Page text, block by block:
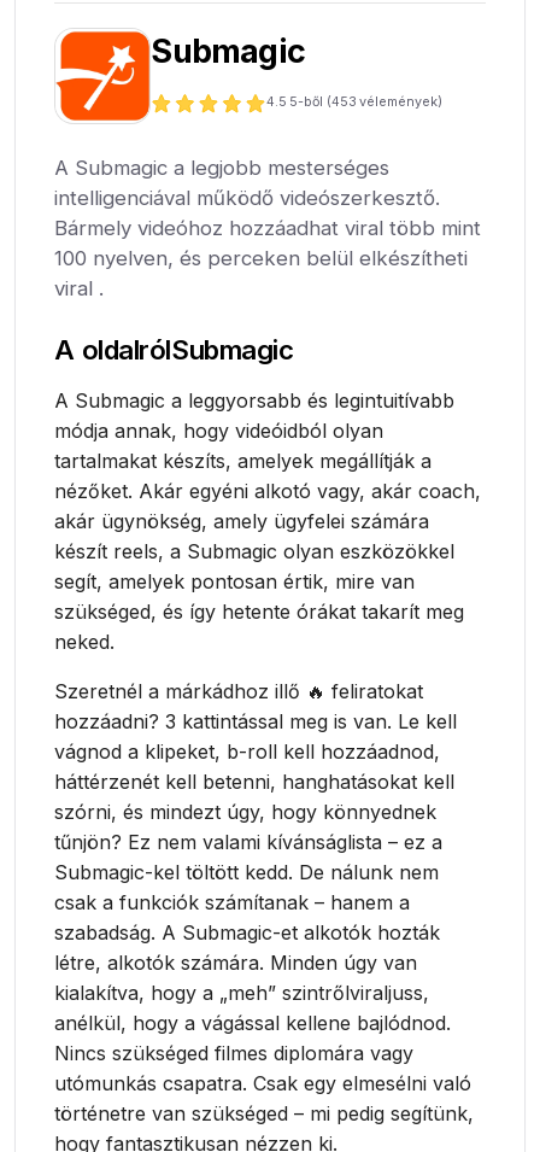
Submagic
4.5 5-ből (453 vélemények)
A Submagic a legjobb mesterséges
intelligenciával működő videószerkesztő.
Bármely videóhoz hozzáadhat viral több mint
100 nyelven, és perceken belül elkészítheti
viral .
A oldalrólSubmagic
A Submagic a leggyorsabb és legintuitívabb
módja annak, hogy videóidból olyan
tartalmakat készíts, amelyek megállítják a
nézőket. Akár egyéni alkotó vagy, akár coach,
akár ügynökség, amely ügyfelei számára
készít reels, a Submagic olyan eszközökkel
segít, amelyek pontosan értik, mire van
szükséged, és így hetente órákat takarít meg
neked.
Szeretnél a márkádhoz illő 🔥 feliratokat
hozzáadni? 3 kattintással meg is van. Le kell
vágnod a klipeket, b-roll kell hozzáadnod,
háttérzenét kell betenni, hanghatásokat kell
szórni, és mindezt úgy, hogy könnyednek
tűnjön? Ez nem valami kívánságlista – ez a
Submagic-kel töltött kedd. De nálunk nem
csak a funkciók számítanak – hanem a
szabadság. A Submagic-et alkotók hozták
létre, alkotók számára. Minden úgy van
kialakítva, hogy a „meh” szintrőlviraljuss,
anélkül, hogy a vágással kellene bajlódnod.
Nincs szükséged filmes diplomára vagy
utómunkás csapatra. Csak egy elmesélni való
történetre van szükséged – mi pedig segítünk,
hogy fantasztikusan nézzen ki.